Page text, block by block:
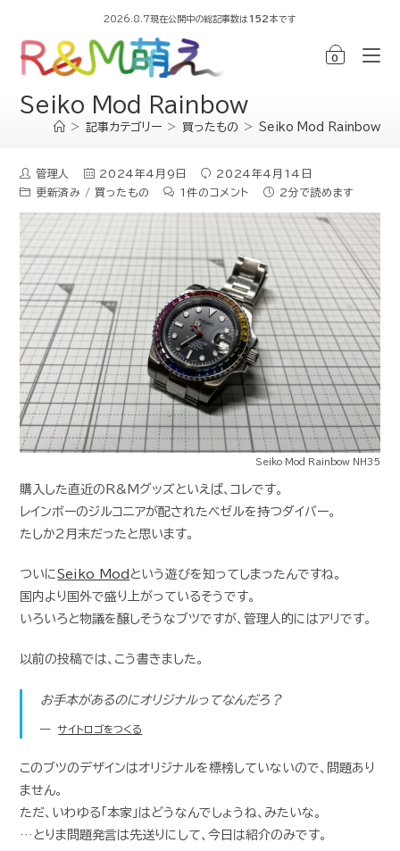
2026.8.7現在公開中の総記事数は 152 本です
0
Seiko Mod Rainbow
> 記事カテゴリー > 買ったもの > Seiko Mod Rainbow
管理人 2024年4月9日
2024年4月14日
更新済み / 買ったもの 1件のコメント 2分で読めます
Seiko Mod Rainbow NH35
購入した直近のR&Mグッズといえば、コレです。
レインボーのジルコニアが配されたベゼルを持つダイバー。
たしか2月末だったと思います。
ついにSeiko Mod という遊びを知ってしまったんですね。
国内より国外で盛り上がっているそうです。
いろいろと物議を醸しそうなブツですが、管理人的にはアリです。
以前の投稿では、こう書きました。
お手本があるのにオリジナルってなんだろ？
サイトロゴをつくる
このブツのデザインはオリジナルを標榜していないので、問題あり
ません。
ただ、いわゆる「本家」はどうなんでしょうね、みたいな。
…とりま問題発言は先送りにして、今日は紹介のみです。